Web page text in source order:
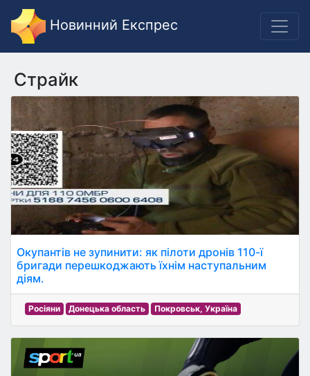
Новинний Експрес
Страйк
Окупантів не зупинити: як пілоти дронів 110-ї
бригади перешкоджають їхнім наступальним
діям.
Росіяни Донецька область Покровськ, Україна